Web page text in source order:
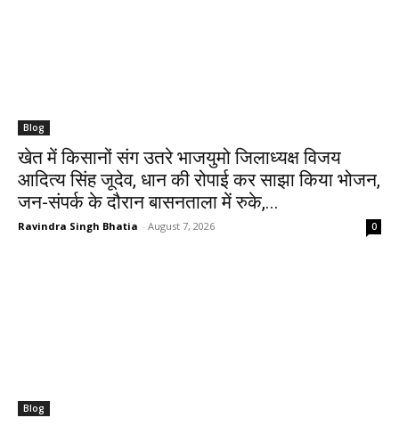
Blog
खेत में किसानों संग उतरे भाजयुमो जिलाध्यक्ष विजय
आदित्य सिंह जूदेव, धान की रोपाई कर साझा किया भोजन,
जन-संपर्क के दौरान बासनताला में रुके,...
Ravindra Singh Bhatia - August 7, 2026 0
Blog